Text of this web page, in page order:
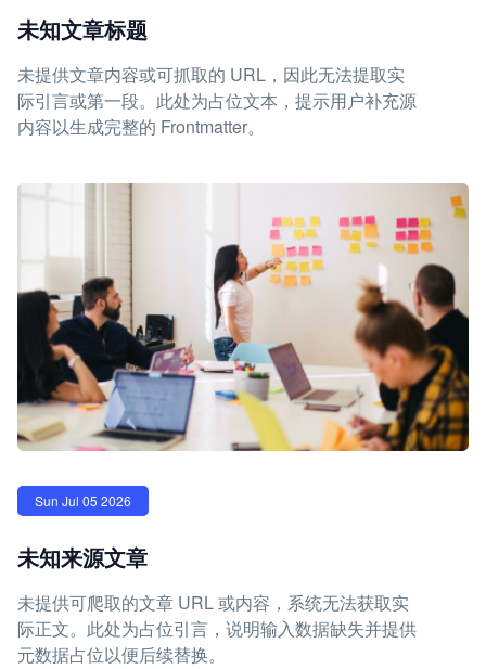
未知文章标题
未提供文章内容或可抓取的 URL，因此无法提取实
际引言或第一段。此处为占位文本，提示用户补充源
内容以生成完整的 Frontmatter。
Sun Jul 05 2026
未知来源文章
未提供可爬取的文章 URL 或内容，系统无法获取实
际正文。此处为占位引言，说明输入数据缺失并提供
元数据占位以便后续替换。